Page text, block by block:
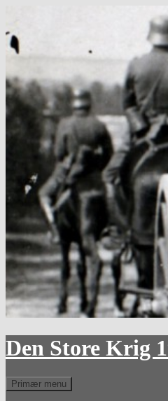
indhold
Den Store Krig
Søg
Primær menu